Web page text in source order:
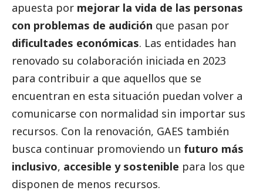
apuesta por mejorar la vida de las personas
con problemas de audición que pasan por
dificultades económicas. Las entidades han
renovado su colaboración iniciada en 2023
para contribuir a que aquellos que se
encuentran en esta situación puedan volver a
comunicarse con normalidad sin importar sus
recursos. Con la renovación, GAES también
busca continuar promoviendo un futuro más
inclusivo, accesible y sostenible para los que
disponen de menos recursos.